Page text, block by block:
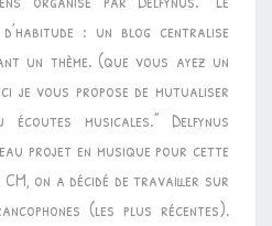
[RALLYE-
LIENS] : un blog centralise
un thème. (que vous ayez un
je vous propose de mutualiser
musicales.” Delfynus
projet en musique pour cette
CM, on a décidé de travailler sur
(les plus récentes).